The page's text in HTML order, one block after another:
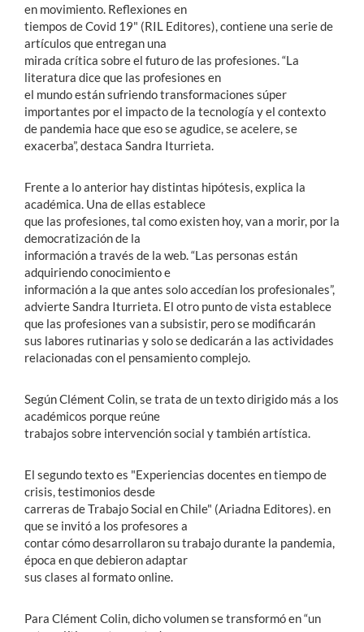
en movimiento. Reflexiones en
tiempos de Covid 19" (RIL Editores), contiene una serie de
artículos que entregan una
mirada crítica sobre el futuro de las profesiones. “La
literatura dice que las profesiones en
el mundo están sufriendo transformaciones súper
importantes por el impacto de la tecnología y el contexto
de pandemia hace que eso se agudice, se acelere, se
exacerba”, destaca Sandra Iturrieta.
Frente a lo anterior hay distintas hipótesis, explica la
académica. Una de ellas establece
que las profesiones, tal como existen hoy, van a morir, por la
democratización de la
información a través de la web. “Las personas están
adquiriendo conocimiento e
información a la que antes solo accedían los profesionales”,
advierte Sandra Iturrieta. El otro punto de vista establece
que las profesiones van a subsistir, pero se modificarán
sus labores rutinarias y solo se dedicarán a las actividades
relacionadas con el pensamiento complejo.
Según Clément Colin, se trata de un texto dirigido más a los
académicos porque reúne
trabajos sobre intervención social y también artística.
El segundo texto es "Experiencias docentes en tiempo de
crisis, testimonios desde
carreras de Trabajo Social en Chile" (Ariadna Editores). en
que se invitó a los profesores a
contar cómo desarrollaron su trabajo durante la pandemia,
época en que debieron adaptar
sus clases al formato online.
Para Clément Colin, dicho volumen se transformó en “un